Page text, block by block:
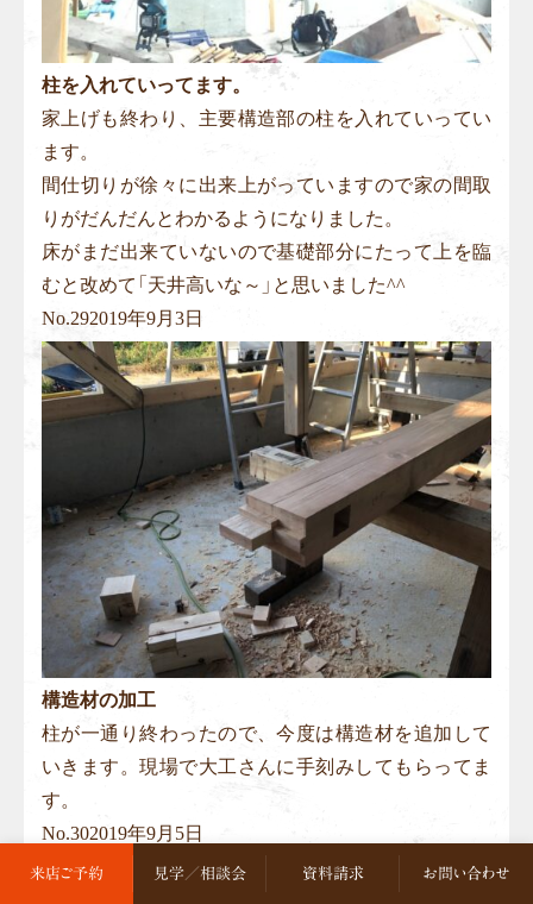
柱を入れていってます。
家上げも終わり、主要構造部の柱を入れていってい
ます。
間仕切りが徐々に出来上がっていますので家の間取
りがだんだんとわかるようになりました。
床がまだ出来ていないので基礎部分にたって上を臨
むと改めて「天井高いな～」と思いました^^
No.292019年9月3日
構造材の加工
柱が一通り終わったので、今度は構造材を追加して
いきます。現場で大工さんに手刻みしてもらってま
す。
No.302019年9月5日
来店ご予約 見学／相談会 資料請求 お問い合わせ